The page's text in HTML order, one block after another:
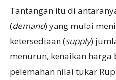
Tantangan itu di
(demand) yang mulai
ketersediaan (supply)
menurun, kenaikan harga
pelemahan nilai tukar